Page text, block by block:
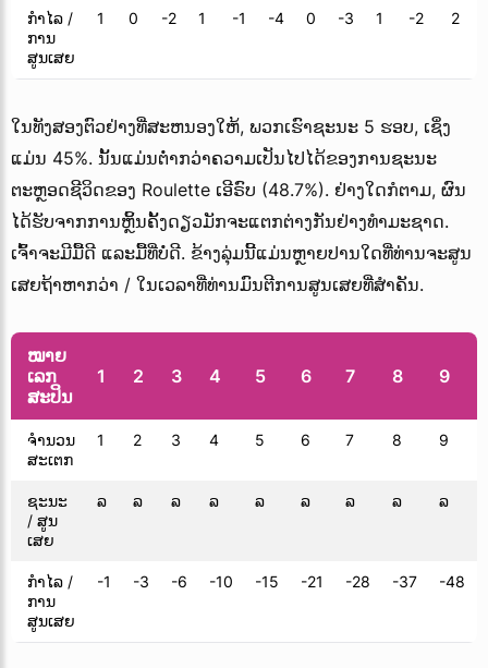
ກໍາໄລ /
ການ
ສູນເສຍ
1 0 -2 1 -1 -4 0 -3 1 -2 2
ໃນທັງສອງຕົວຢ່າງທີ່ສະຫນອງໃຫ້, ພວກເຮົາຊະນະ 5 ຮອບ, ເຊິ່ງ
ແມ່ນ 45%. ນັ້ນແມ່ນຕ່ໍາກວ່າຄວາມເປັນໄປໄດ້ຂອງການຊະນະ
ຕະຫຼອດຊີວິດຂອງ Roulette ເອີຣົບ (48.7%). ຢ່າງໃດກໍຕາມ, ຜົນ
ໄດ້ຮັບຈາກການຫຼິ້ນຄັ້ງດຽວມັກຈະແຕກຕ່າງກັນຢ່າງທໍາມະຊາດ.
ເຈົ້າຈະມີມື້ດີ ແລະມື້ທີ່ບໍ່ດີ. ຂ້າງລຸ່ມນີ້ແມ່ນຫຼາຍປານໃດທີ່ທ່ານຈະສູນ
ເສຍຖ້າຫາກວ່າ / ໃນເວລາທີ່ທ່ານມົນຕີການສູນເສຍທີ່ສໍາຄັນ.
ໝາຍ
ເລກ
ສະປິນ
1 2 3 4 5 6 7 8 9
ຈຳນວນ
ສະເຕກ
1 2 3 4 5 6 7 8 9
ຊະນະ
/ ສູນ
ເສຍ
ລ ລ ລ ລ ລ ລ ລ ລ ລ
ກໍາໄລ /
ການ
ສູນເສຍ
-1 -3 -6 -10 -15 -21 -28 -37 -48